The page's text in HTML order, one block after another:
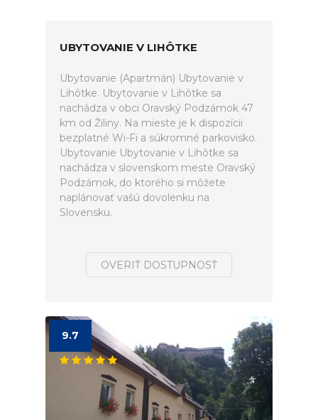
UBYTOVANIE V LIHÔTKE
Ubytovanie (Apartmán) Ubytovanie v
Lihôtke. Ubytovanie v Lihôtke sa
nachádza v obci Oravský Podzámok 47
km od Žiliny. Na mieste je k dispozícii
bezplatné Wi-Fi a súkromné parkovisko.
Ubytovanie Ubytovanie v Lihôtke sa
nachádza v slovenskom meste Oravský
Podzámok, do ktorého si môžete
naplánovať vašú dovolenku na
Slovensku.
OVERIŤ DOSTUPNOSŤ
9.7